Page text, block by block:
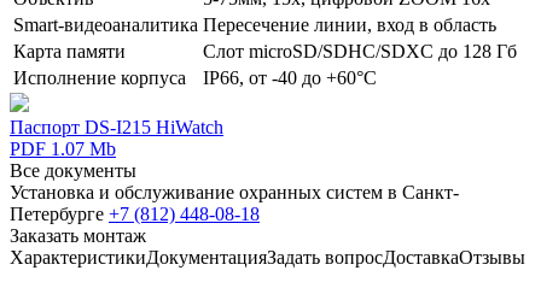
Smart-видеоаналитика Пересечение линии, вход в область
Карта памяти
Слот microSD/SDHC/SDXC до 128 Гб
Исполнение корпуса
IP66, от -40 до +60°C
Паспорт DS-I215 HiWatch
PDF 1.07 Mb
Все документы
Установка и обслуживание охранных систем в Санкт-
Петербурге +7 (812) 448-08-18
Заказать монтаж
ХарактеристикиДокументацияЗадать вопросДоставкаОтзывы